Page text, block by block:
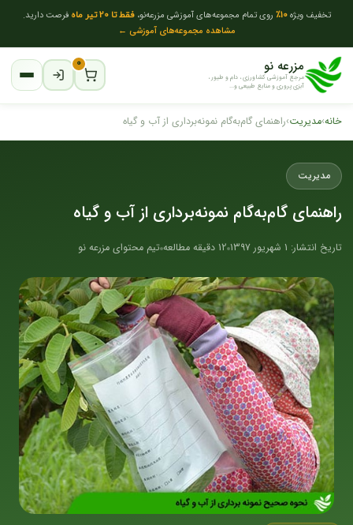
تخفیف ویژه10٪ روی تمام مجموعه‌های آموزشی مزرعه‌نو،فقط تا 20 تیر ماه
فرصت دارید.
مشاهده مجموعه‌های آموزشی ←
مزرعه نو
مرجع آموزشی کشاورزی ، دام و طیور ،
آبزی پروری و منابع طبیعی و...
۰
خانه›مدیریت›راهنمای گام‌به‌گام نمونه‌برداری از آب و گیاه
مدیریت
راهنمای گام‌به‌گام نمونه‌برداری از آب و گیاه
تاریخ انتشار: 1 شهریور 1397 12 دقیقه مطالعه تیم محتوای مزرعه نو